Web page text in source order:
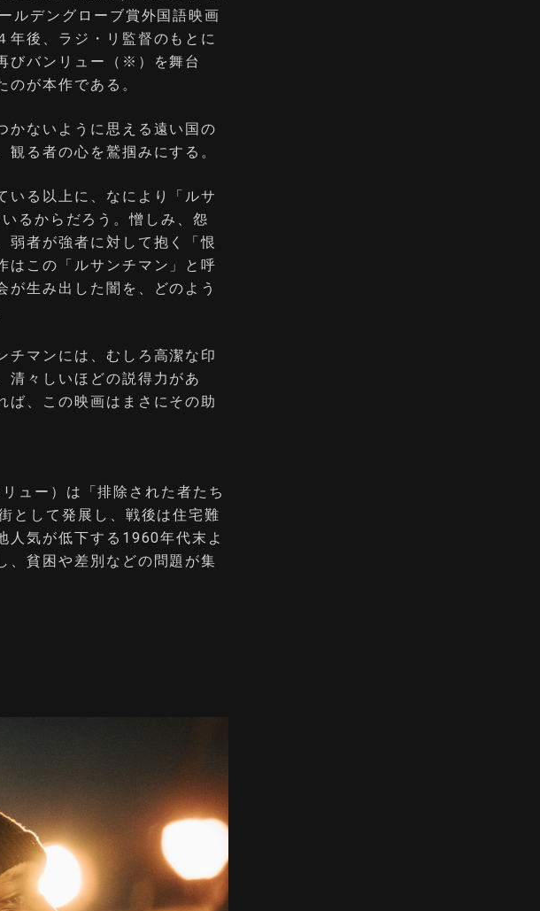
ルデングローブ賞外国語映画
年後、ラジ・リ監督のもとに
びバンリュー（※）を舞台
が本作である。
かないように思える遠い国の
る者の心を鷲掴みにする。
いる以上に、なにより「ルサ
るからだろう。憎しみ、怨
弱者が強者に対して抱く「恨
はこの「ルサンチマン」と呼
が生み出した闇を、どのよう
チマンには、むしろ高潔な印
清々しいほどの説得力があ
ば、この映画はまさにその助
ュー）は「排除された者たち
として発展し、戦後は住宅難
人気が低下する1960年代末よ
、貧困や差別などの問題が集